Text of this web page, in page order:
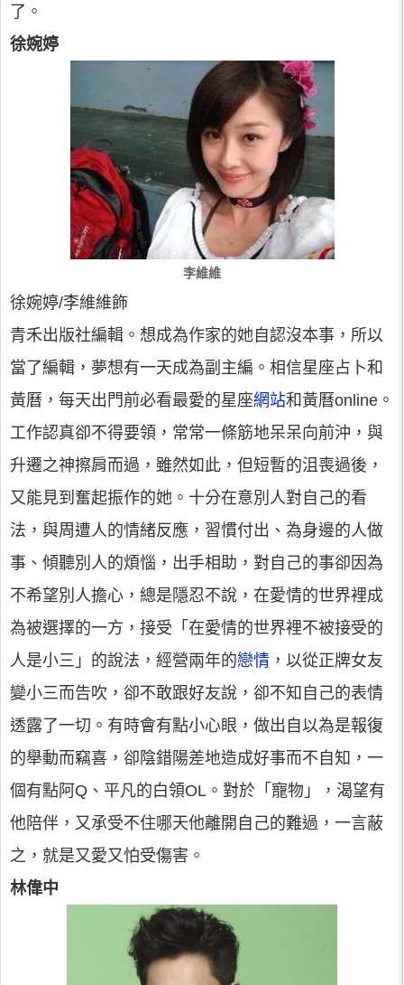
了。
徐婉婷
李維維
徐婉婷/李維維飾
青禾出版社編輯。想成為作家的她自認沒本事，所以
當了編輯，夢想有一天成為副主編。相信星座占卜和
黃曆，每天出門前必看最愛的星座網站和黃曆online。
工作認真卻不得要領，常常一條筋地呆呆向前沖，與
升遷之神擦肩而過，雖然如此，但短暫的沮喪過後，
又能見到奮起振作的她。十分在意別人對自己的看
法，與周遭人的情緒反應，習慣付出、為身邊的人做
事、傾聽別人的煩惱，出手相助，對自己的事卻因為
不希望別人擔心，總是隱忍不說，在愛情的世界裡成
為被選擇的一方，接受「在愛情的世界裡不被接受的
人是小三」的說法，經營兩年的戀情 ，以從正牌女友
變小三而告吹，卻不敢跟好友說，卻不知自己的表情
透露了一切。有時會有點小心眼，做出自以為是報復
的舉動而竊喜，卻陰錯陽差地造成好事而不自知，一
個有點阿Q、平凡的白領OL。對於「寵物」，渴望有
他陪伴，又承受不住哪天他離開自己的難過，一言蔽
之，就是又愛又怕受傷害。
林偉中